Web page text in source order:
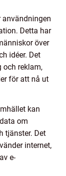
användningen
Detta har
över
idéer. Det
och reklam,
för att nå ut
kan
om
tjänster. Det
internet,
e-